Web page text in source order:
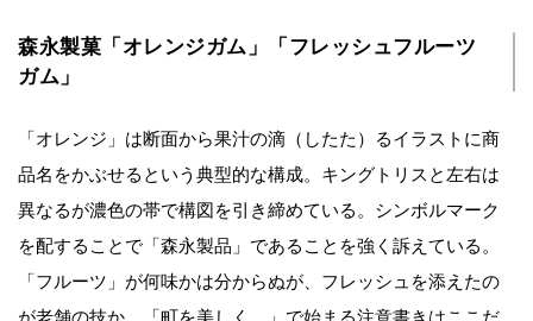
森永製菓「オレンジガム」「フレッシュフルーツ
ガム」
「オレンジ」は断面から果汁の滴（したた）るイラストに商
品名をかぶせるという典型的な構成。キングトリスと左右は
異なるが濃色の帯で構図を引き締めている。シンボルマーク
を配することで「森永製品」であることを強く訴えている。
「フルーツ」が何味かは分からぬが、フレッシュを添えたの